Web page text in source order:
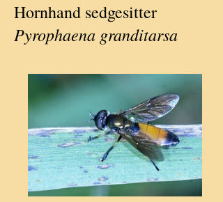
Hornhand sedgesitter
Pyrophaena granditarsa